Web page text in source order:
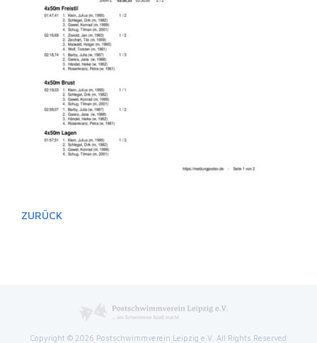
ZURÜCK
Copyright © 2026 Postschwimmverein Leipzig e.V. All Rights Reserved